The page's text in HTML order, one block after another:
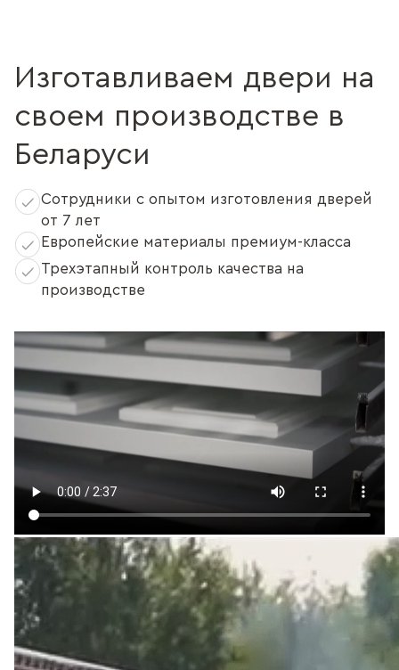
Изготавливаем двери на
своем производстве в
Беларуси
Сотрудники с опытом изготовления дверей
от 7 лет
Европейские материалы премиум-класса
Трехэтапный контроль качества на
производстве